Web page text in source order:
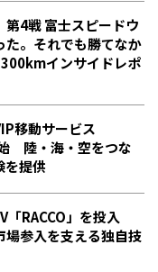
第4戦 富士スピードウ
。それでも勝てなか
300kmインサイドレポ
移動サービス
陸・海・空をつな
を提供
「RACCO」を投入
場参入を支える独自技